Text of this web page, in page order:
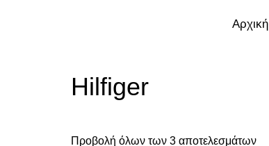
Αρχική
Hilfiger
Προβολή όλων των 3 αποτελεσμάτων